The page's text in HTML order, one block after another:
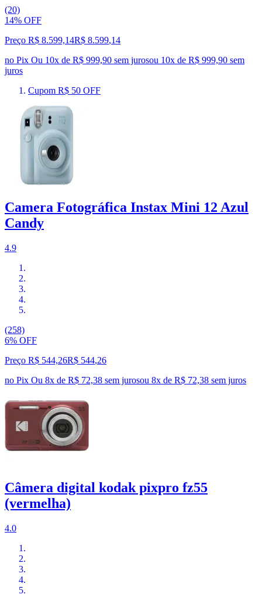
(20)
14% OFF
Preço R$ 8.599,14R$ 8.599,14
no Pix Ou 10x de R$ 999,90 sem jurosou 10x de R$ 999,90 sem
juros
Cupom R$ 50 OFF
Camera Fotográfica Instax Mini 12 Azul
Candy
4.9
(258)
6% OFF
Preço R$ 544,26R$ 544,26
no Pix Ou 8x de R$ 72,38 sem jurosou 8x de R$ 72,38 sem juros
Câmera digital kodak pixpro fz55
(vermelha)
4.0